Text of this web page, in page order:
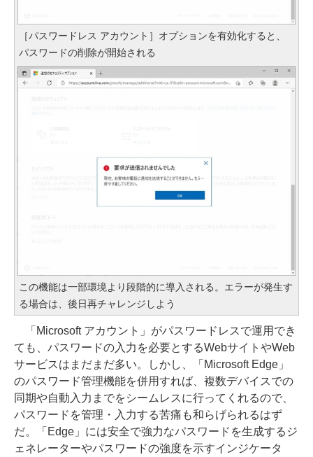
［パスワードレス アカウント］オプションを有効化すると、
パスワードの削除が開始される
この機能は一部環境より段階的に導入される。エラーが発生す
る場合は、後日再チャレンジしよう
「Microsoft アカウント」がパスワードレスで運用でき
ても、パスワードの入力を必要とするWebサイトやWeb
サービスはまだまだ多い。しかし、「Microsoft Edge」
のパスワード管理機能を併用すれば、複数デバイスでの
同期や自動入力までをシームレスに行ってくれるので、
パスワードを管理・入力する苦痛も和らげられるはず
だ。「Edge」には安全で強力なパスワードを生成するジ
ェネレーターやパスワードの強度を示すインジケータ